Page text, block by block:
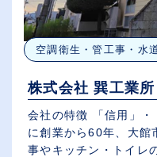
空調衛生・管工事・水
株式会社 巽工業所
会社の特徴 「信用」・
に創業から60年、大館
事やキッチン・トイレ